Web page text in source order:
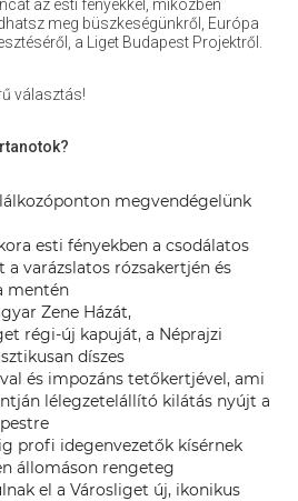
az esti fényekkel, miközben
meg büszkeségünkről, Európa
a Liget Budapest Projektről.
választás!
megvendégelünk
esti fényekben a csodálatos
a varázslatos rózsakertjén és
mentén
Zene Házát,
régi-új kapuját, a Néprajzi
díszes
és impozáns tetőkertjével, ami
lélegzetelállító kilátás nyújt a
profi idegenvezetők kísérnek
állomáson rengeteg
el a Városliget új, ikonikus